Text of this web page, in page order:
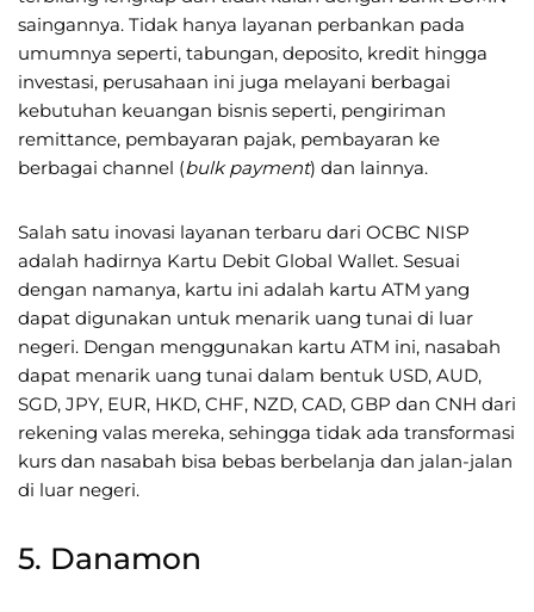
saingannya. Tidak hanya layanan perbankan pada
umumnya seperti, tabungan, deposito, kredit hingga
investasi, perusahaan ini juga melayani berbagai
kebutuhan keuangan bisnis seperti, pengiriman
remittance, pembayaran pajak, pembayaran ke
berbagai channel (bulk payment) dan lainnya.
Salah satu inovasi layanan terbaru dari OCBC NISP
adalah hadirnya Kartu Debit Global Wallet. Sesuai
dengan namanya, kartu ini adalah kartu ATM yang
dapat digunakan untuk menarik uang tunai di luar
negeri. Dengan menggunakan kartu ATM ini, nasabah
dapat menarik uang tunai dalam bentuk USD, AUD,
SGD, JPY, EUR, HKD, CHF, NZD, CAD, GBP dan CNH dari
rekening valas mereka, sehingga tidak ada transformasi
kurs dan nasabah bisa bebas berbelanja dan jalan-jalan
di luar negeri.
5. Danamon